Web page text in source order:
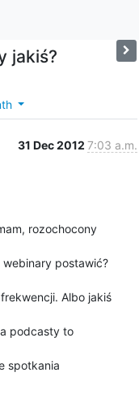
jakiś?
31 Dec 2012 7:03 a.m.
rozochocony
postawić?
Albo jakiś
podcasty to
spotkania